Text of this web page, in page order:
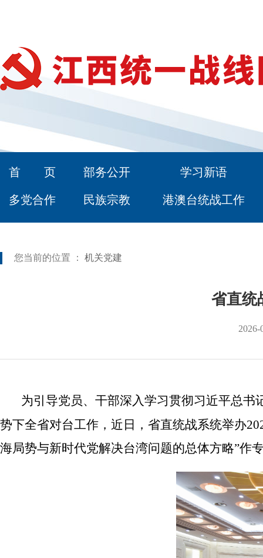
首 页 部务公开 学习新语
多党合作 民族宗教 港澳台统战工作
您当前的位置 ： 机关党建
省直统
2026-
为引导党员、干部深入学习贯彻习近平总书
势下全省对台工作， 近日，省直统战系统举办
海局势与新时代党解决台湾问题的总体方略”作